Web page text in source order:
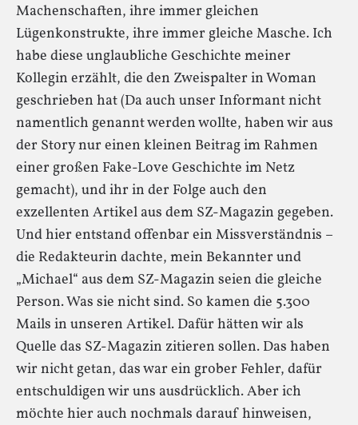
Machenschaften, ihre immer gleichen
Lügenkonstrukte, ihre immer gleiche Masche. Ich
habe diese unglaubliche Geschichte meiner
Kollegin erzählt, die den Zweispalter in Woman
geschrieben hat (Da auch unser Informant nicht
namentlich genannt werden wollte, haben wir aus
der Story nur einen kleinen Beitrag im Rahmen
einer großen Fake-Love Geschichte im Netz
gemacht), und ihr in der Folge auch den
exzellenten Artikel aus dem SZ-Magazin gegeben.
Und hier entstand offenbar ein Missverständnis –
die Redakteurin dachte, mein Bekannter und
„Michael“ aus dem SZ-Magazin seien die gleiche
Person. Was sie nicht sind. So kamen die 5.300
Mails in unseren Artikel. Dafür hätten wir als
Quelle das SZ-Magazin zitieren sollen. Das haben
wir nicht getan, das war ein grober Fehler, dafür
entschuldigen wir uns ausdrücklich. Aber ich
möchte hier auch nochmals darauf hinweisen,